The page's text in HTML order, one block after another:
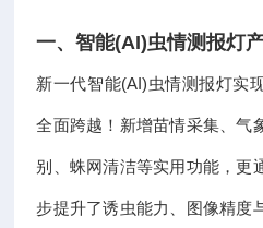
一、智能(AI)虫情测报灯
新一代智能(AI)虫情测报灯实
全面跨越！新增苗情采集、气
别、蛛网清洁等实用功能，更
步提升了诱虫能力、图像精度